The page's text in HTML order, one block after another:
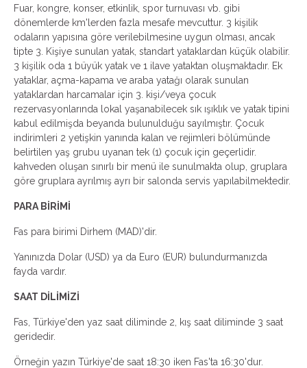
Fuar, kongre, konser, etkinlik, spor turnuvası vb. gibi
dönemlerde km'lerden fazla mesafe mevcuttur. 3 kişilik
odaların yapısına göre verilebilmesine uygun olması, ancak
tipte 3. Kişiye sunulan yatak, standart yataklardan küçük olabilir.
3 kişilik oda 1 büyük yatak ve 1 ilave yataktan oluşmaktadır. Ek
yataklar, açma-kapama ve araba yatağı olarak sunulan
yataklardan harcamalar için 3. kişi/veya çocuk
rezervasyonlarında lokal yaşanabilecek sık ışıklık ve yatak tipini
kabul edilmişda beyanda bulunulduğu sayılmıştır. Çocuk
indirimleri 2 yetişkin yanında kalan ve rejimleri bölümünde
belirtilen yaş grubu uyanan tek (1) çocuk için geçerlidir.
kahveden oluşan sınırlı bir menü ile sunulmakta olup, gruplara
göre gruplara ayrılmış ayrı bir salonda servis yapılabilmektedir.
PARA BİRİMİ
Fas para birimi Dirhem (MAD)'dir.
Yanınızda Dolar (USD) ya da Euro (EUR) bulundurmanızda
fayda vardır.
SAAT DİLİMİZİ
Fas, Türkiye'den yaz saat diliminde 2, kış saat diliminde 3 saat
geridedir.
Örneğin yazın Türkiye'de saat 18:30 iken Fas'ta 16:30'dur.